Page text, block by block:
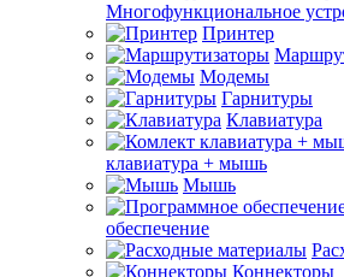
Многофункциональное
Принтер
Модемы
Гарнитуры
Клавиатура
клавиатура + мышь
Мышь
обеспечение
Коннекторы